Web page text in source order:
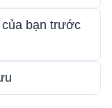
bạn trước